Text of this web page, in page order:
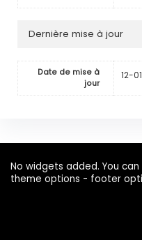
Dernière mise à jour
Date de mise à
jour
12-
No widgets added. You
theme options - footer